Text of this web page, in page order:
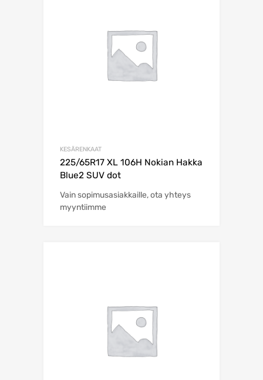
KESÄRENKAAT
225/65R17 XL 106H Nokian Hakka
Blue2 SUV dot
Vain sopimusasiakkaille, ota yhteys
myyntiimme